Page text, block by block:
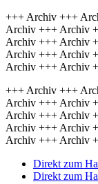
+++ Archiv +++
Archiv +++ Archiv
Archiv +++ Archiv
Archiv +++ Archiv
Archiv +++ Archiv
+++ Archiv +++
Archiv +++ Archiv
Archiv +++ Archiv
Archiv +++ Archiv
Archiv +++ Archiv
Direkt zum
Direkt zum